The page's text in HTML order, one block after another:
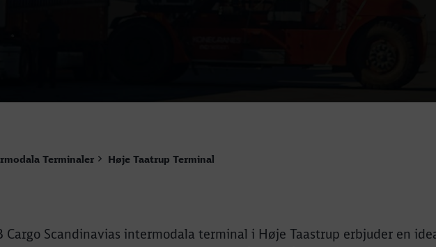
Terminaler Høje Taatrup Terminal
Cargo Scandinavias intermodala terminal i Høje Taastrup erbjuder en